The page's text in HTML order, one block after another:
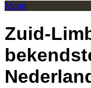
Menu
Zuid-